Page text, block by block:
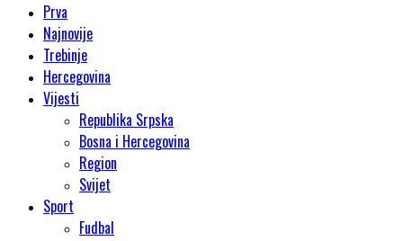
Prva
Najnovije
Trebinje
Hercegovina
Vijesti
Republika Srpska
Bosna i Hercegovina
Region
Svijet
Sport
Fudbal